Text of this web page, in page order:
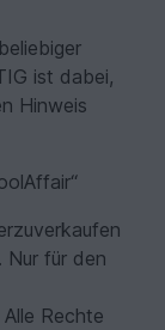
ist dabei,
Hinweis
für den
Rechte